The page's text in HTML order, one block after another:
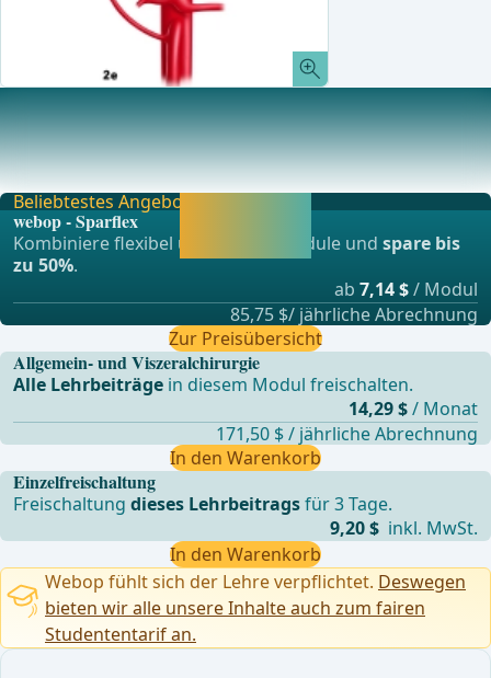
Gallenwege
Der extrahepatische Anteil des Ductus hepaticus
sinister ist in etwa 3-5 cm lang und entsteht in de
Einzelfreischaltung
Freischaltungdieses Lehrbeitragsfür 3 Tage.
9,20 $ inkl. MwSt.
In den Warenkorb
Beliebtestes Angebot
webop - Sparflex
Kombiniere flexibel unsere Lernmodule undspare bis
zu 50%.
ab 7,14 $/ Modul
85,75 $/ jährliche Abrechnung
Zur Preisübersicht
Allgemein- und Viszeralchirurgie
Alle Lehrbeiträge in diesem Modul freischalten.
14,29 $/ Monat
171,50 $ / jährliche Abrechnung
In den Warenkorb
Webop fühlt sich der Lehre verpflichtet. Deswegen
bieten wir alle unsere Inhalte auch zum fairen
Studententarif an.